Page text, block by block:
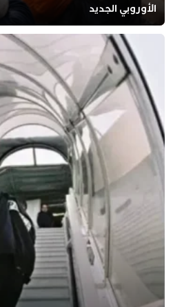
الأوروبي الجديد